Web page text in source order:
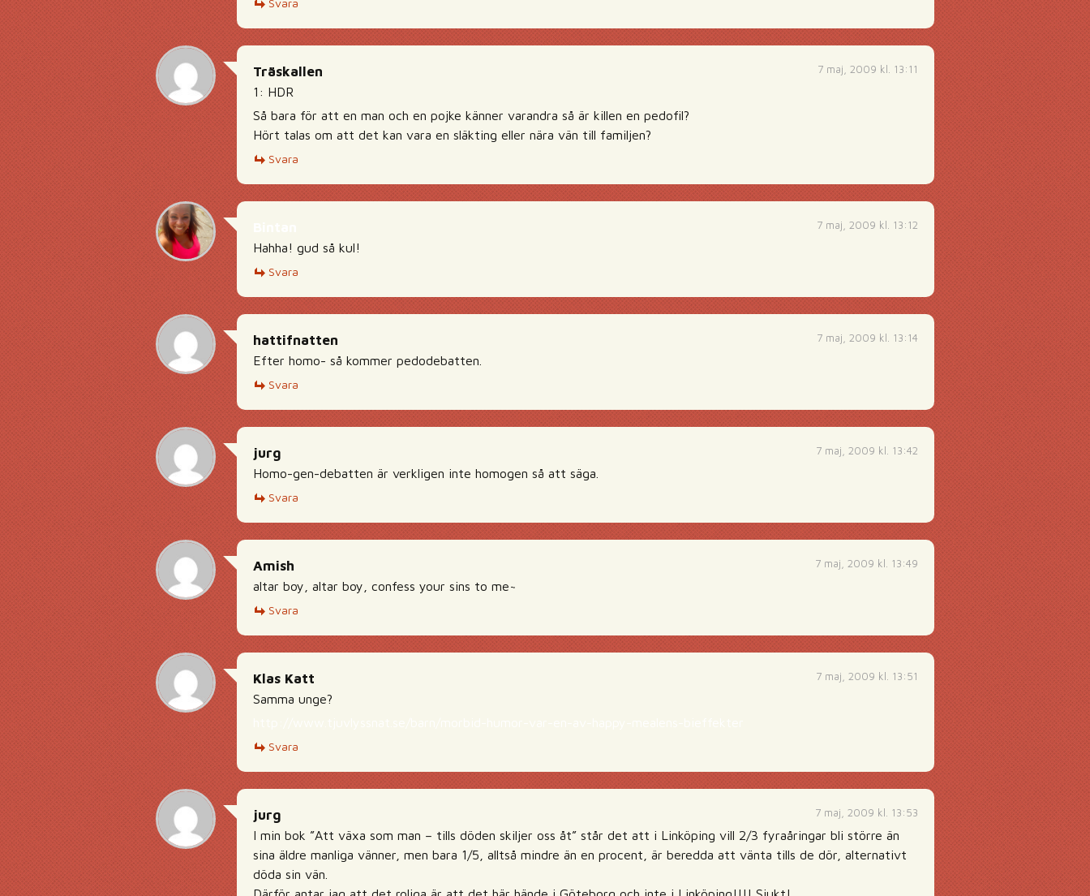
Svara
7 maj, 2009 kl. 13:11
Träskallen
1: HDR
Så bara för att en man och en pojke känner varandra så är killen en pedofil?
Hört talas om att det kan vara en släkting eller nära vän till familjen?
Svara
7 maj, 2009 kl. 13:12
Hahha! gud så kul!
Svara
7 maj, 2009 kl. 13:14
hattifnatten
Efter homo- så kommer pedodebatten.
Svara
7 maj, 2009 kl. 13:42
jurg
Homo-gen-debatten är verkligen inte homogen så att säga.
Svara
7 maj, 2009 kl. 13:49
Amish
altar boy, altar boy, confess your sins to me~
Svara
7 maj, 2009 kl. 13:51
Klas Katt
Samma unge?
Svara
7 maj, 2009 kl. 13:53
jurg
I min bok ”Att växa som man – tills döden skiljer oss åt” står det att i Linköping vill 2/3 fyraåringar bli större än
sina äldre manliga vänner, men bara 1/5, alltså mindre än en procent, är beredda att vänta tills de dör, alternativt
döda sin vän.